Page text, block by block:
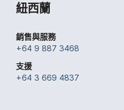
紐西蘭
銷售​與​服務
+64 9 887 3468
支援
+64 3 669 4837